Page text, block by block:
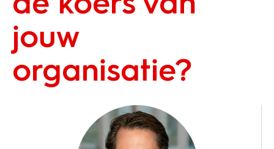
jouw
organisatie?